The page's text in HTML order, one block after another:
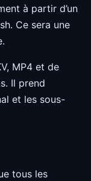
à partir d’un
Ce sera une
MP4 et de
Il prend
et les sous-
tous les